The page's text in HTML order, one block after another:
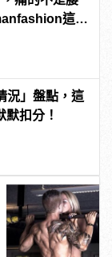
這樣
況」盤點，這
扣分！